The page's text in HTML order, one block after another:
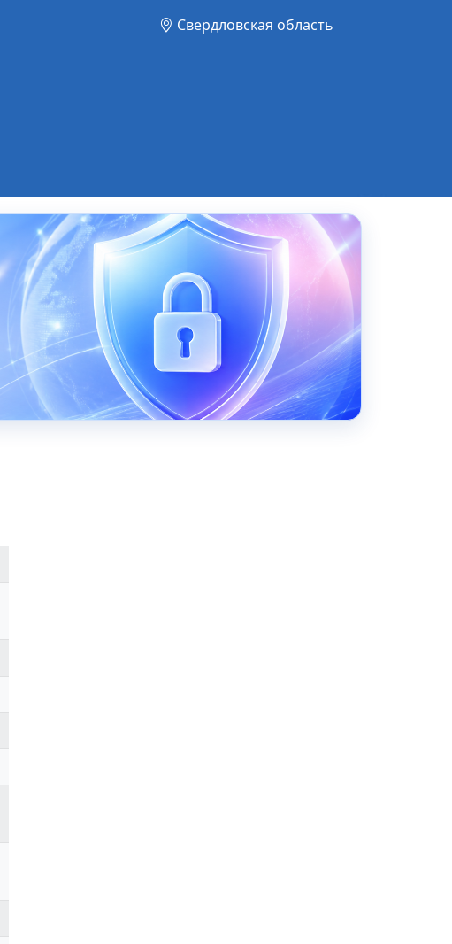
Свердловская область